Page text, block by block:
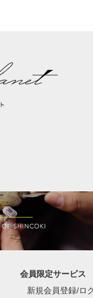
会員限定サービス
新規会員登録/ロ